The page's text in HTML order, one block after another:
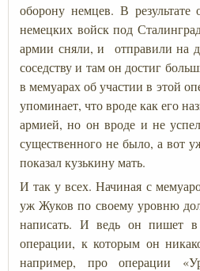
оборону немцев. В
немецких войск под
армии сняли, и отправили на
соседству и там он достиг
в мемуарах об участии в этой
упоминает, что вроде как его
армией, но он вроде и не
существенного не было, а вот
показал кузькину мать.
И так у всех. Начиная с
уж Жуков по своему уровню
написать. И ведь он пишет
операции, к которым он
например, про операции